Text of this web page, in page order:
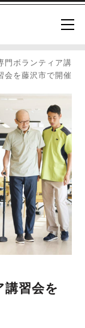
門ボランティア講
会を藤沢市で開催
講習会を